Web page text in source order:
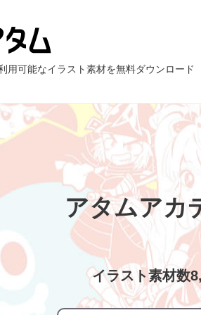
用可能なイラスト素材を無料ダウンロード
アタムアカ
イラスト素材数